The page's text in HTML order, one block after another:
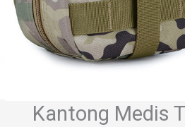
Kantong Medis